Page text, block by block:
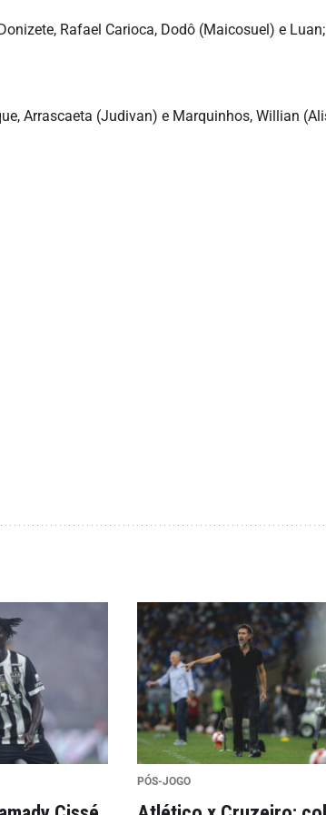
Rafael Carioca, Dodô (Maicosuel) e Luan;
Arrascaeta (Judivan) e Marquinhos, Willian
PÓS-JOGO